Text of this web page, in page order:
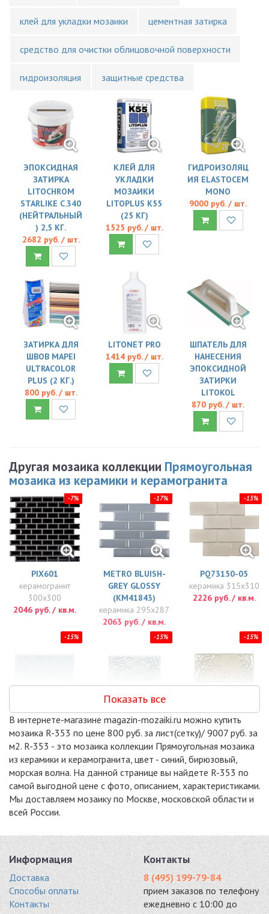
клей для укладки мозаики цементная затирка
средство для очистки облицовочной поверхности
гидроизоляция защитные средства
ЭПОКСИДНАЯ
ЗАТИРКА
LITOCHROM
STARLIKE C.340
(НЕЙТРАЛЬНЫЙ
) 2,5 КГ.
2682 руб. / шт.
КЛЕЙ ДЛЯ
УКЛАДКИ
МОЗАИКИ
LITOPLUS K55
(25 КГ)
1525 руб. / шт.
ГИДРОИЗОЛЯЦ
ИЯ ELASTOCEM
MONO
9000 руб. / шт.
ЗАТИРКА ДЛЯ
ШВОВ MAPEI
ULTRACOLOR
PLUS (2 КГ.)
800 руб. / шт.
LITONET PRO
1414 руб. / шт.
ШПАТЕЛЬ ДЛЯ
НАНЕСЕНИЯ
ЭПОКСИДНОЙ
ЗАТИРКИ
LITOKOL
870 руб. / шт.
Другая мозаика коллекции Прямоугольная
мозаика из керамики и керамогранита
-7%
PIX601
керамогранит
300x300
2046 руб. / кв.м.
-17%
METRO BLUISH-
GREY GLOSSY
(KM41843)
керамика 295x287
2063 руб. / кв.м.
-15%
PQ73150-05
керамика 315x310
2226 руб. / кв.м.
-15%
PQ73150-06
керамика 73x150
2226 руб. / кв.м.
-15%
PQ73150-07
керамика 73x150
2226 руб. / кв.м.
-15%
PQ73150-08
керамика 73x150
2226 руб. / кв.м.
-17%
GLOSSY
(A32000/A1001G)
керамика 295x291
2575 руб. / кв.м.
-17%
VW56000)
керамика 300x300
2602 руб. / кв.м.
-17%
GLOSSY
(AM81945)
керамика 294x288
2949 руб. / кв.м.
-15% -15% -2%
Показать все
В интернете-магазине magazin-mozaiki.ru можно купить
мозаика R-353 по цене 800 руб. за лист(сетку)/ 9007 руб. за
м2. R-353 - это мозаика коллекции Прямоугольная мозаика
из керамики и керамогранита, цвет - синий, бирюзовый,
морская волна. На данной странице вы найдете R-353 по
самой выгодной цене с фото, описанием, характеристиками.
Мы доставляем мозаику по Москве, московской области и
всей России.
Информация
Доставка
Способы оплаты
Контакты
Контакты
8 (495) 199-79-84
прием заказов по телефону
ежедневно с 10:00 до